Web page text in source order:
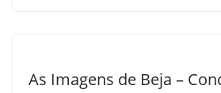
As Imagens de Beja –